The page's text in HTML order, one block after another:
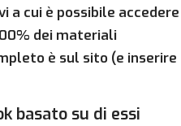
a cui è possibile accedere
dei materiali
è sul sito (e inserire
basato su di essi